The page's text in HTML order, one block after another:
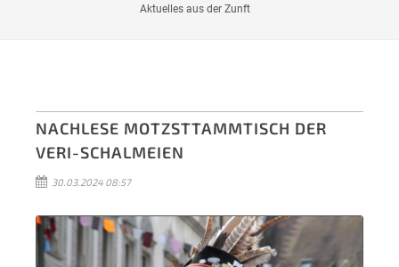
Aktuelles aus der Zunft
NACHLESE MOTZSTTAMMTISCH DER
VERI-SCHALMEIEN
30.03.2024 08:57